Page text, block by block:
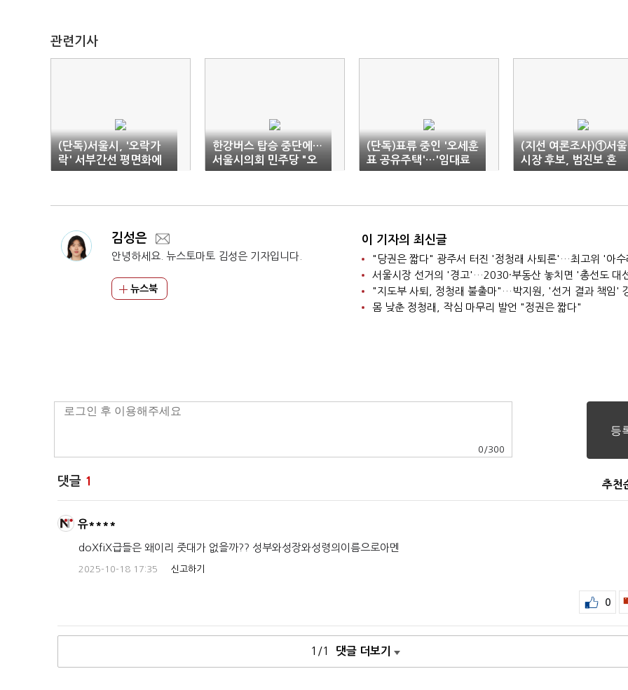
관련기사
(단독)서울시, '오락가
락' 서부간선 평면화에
185억 증발
한강버스 탑승 중단에…
서울시의회 민주당 "오
세훈 사과하라"
(단독)표류 중인 '오세훈
표 공유주택'…'임대료
현실화' 만지작
(지선 여론조사)①서울
시장 후보, 범진보 혼
전…김민석-오세훈 박
김성은
안녕하세요. 뉴스토마토 김성은 기자입니다.
뉴스북
이 기자의 최신글
"당권은 짧다" 광주서 터진 '정청래 사퇴론'…최고위 '아
"지도부 사퇴, 정청래 불출마"…박지원, '선거 결과 책임'
몸 낮춘 정청래, 작심 마무리 발언 "정권은 짧다"
0 /300
댓글 1 추천
유****
doXfiX급들은 왜이리 줏대가 없을까?? 성부와성장와성령의이름으로아멘
2025-10-18 17:35 신고하기
0
1/1 댓글 더보기